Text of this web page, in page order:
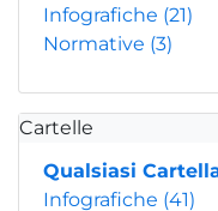
Infografiche (21)
Normative (3)
Cartelle
Qualsiasi
Infografiche (41)